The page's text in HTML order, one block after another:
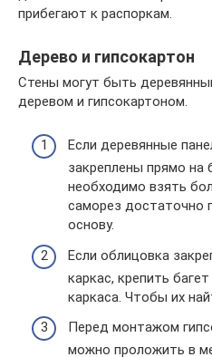
прибегают к распоркам.
Дерево и гипсокартон
Стены могут быть
деревом и гипсокартоном.
Если деревянные
закреплены прямо на
необходимо взять
саморез достаточно
основу.
Если облицовка
каркас, крепить
каркаса. Чтобы их
Перед монтажом
можно проложить в